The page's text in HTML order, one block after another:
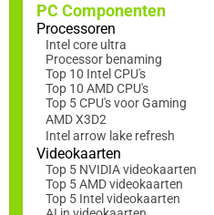
PC Componenten
Processoren
Intel core ultra
Processor benaming
Top 10 Intel CPU's
Top 10 AMD CPU's
Top 5 CPU's voor Gaming
AMD X3D2
Intel arrow lake refresh
Videokaarten
Top 5 NVIDIA videokaarten
Top 5 AMD videokaarten
Top 5 Intel videokaarten